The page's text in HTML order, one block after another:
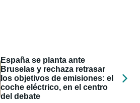
España se planta ante
Bruselas y rechaza retrasar
los objetivos de emisiones: el
coche eléctrico, en el centro
del debate